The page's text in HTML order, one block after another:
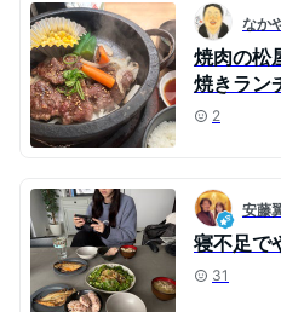
なか
焼肉の松
焼きラン
2
安藤
寝不足で
31